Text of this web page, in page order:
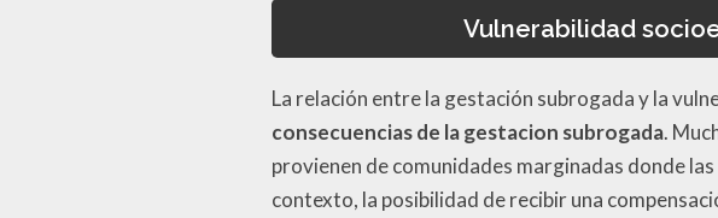
Vulnerabilidad
La relación entre la gestación subrogada y la
consecuencias de la gestacion subrogada.
provienen de comunidades marginadas donde
contexto, la posibilidad de recibir una